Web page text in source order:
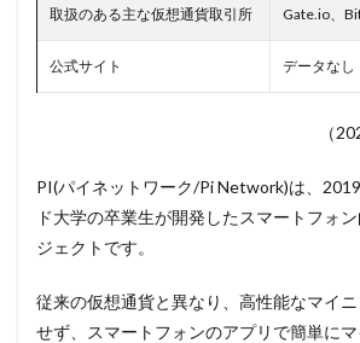
取扱のある主な仮想通貨取引所 Gate.io、
公式サイト データなし
（
PI(パイネットワーク/Pi Network)は、
ド大学の卒業生が開発したスマートフォ
ジェクトです。
従来の仮想通貨と異なり、高性能なマイ
せず、スマートフォンのアプリで簡単に